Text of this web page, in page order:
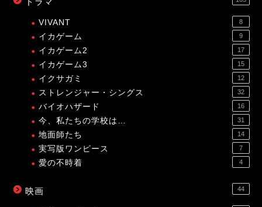
VIVANT 8
イカゲーム 9
イカゲーム2 17
イカゲーム3 15
イクサガミ 12
ストレンジャー・シングス 32
バイオハザード 16
今、私たちの学校は… 31
地面師たち 14
実写版ワンピース 7
愛の不時着 4
映画 44